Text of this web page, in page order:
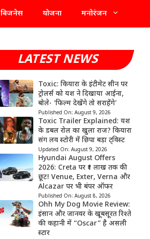
बिजनेस योजना मनोरंजन
LATEST NEWS
Toxic: कियारा के इंटीमेट सीन पर
ट्रोलर्स को यश ने दिखाया आईना,
बोले- ‘फिल्म देखेंगे तो सराहेंगे’
Published On: August 9, 2026
Toxic Trailer Explained: यश
के डबल रोल का खुला राज? कियारा
संग लव स्टोरी में छिपा बड़ा ट्विस्ट
Updated On: August 9, 2026
Hyundai August Offers
2026: Creta पर ₹1 लाख तक की
छूट! Venue, Exter, Verna और
Alcazar पर भी बंपर ऑफर
Published On: August 8, 2026
Ohh My Dog Movie Review:
इंसान और जानवर के खूबसूरत रिश्ते
की कहानी में “Oscar” है असली
स्टार